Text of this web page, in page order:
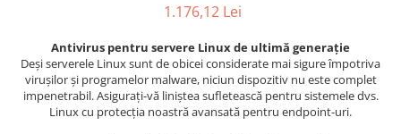
1.176,12 Lei
Antivirus pentru servere Linux de ultimă generație
Deși serverele Linux sunt de obicei considerate mai sigure împotriva
virușilor și programelor malware, niciun dispozitiv nu este complet
impenetrabil. Asigurați-vă liniștea sufletească pentru sistemele dvs.
Linux cu protecția noastră avansată pentru endpoint-uri.